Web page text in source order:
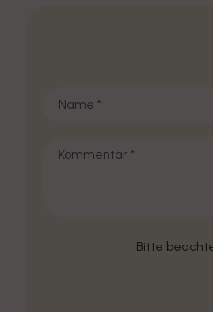
Name *
Kommentar *
Bitte